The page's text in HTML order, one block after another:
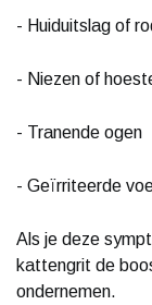
- Huiduitslag of
- Niezen of
- Tranende ogen
- Geïrriteerde
Als je deze
kattengrit de
ondernemen.